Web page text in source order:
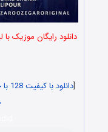
دانلود رایگان موزیک
[دانلود با کیفیت 128 با حجم 3.2 مگابایت